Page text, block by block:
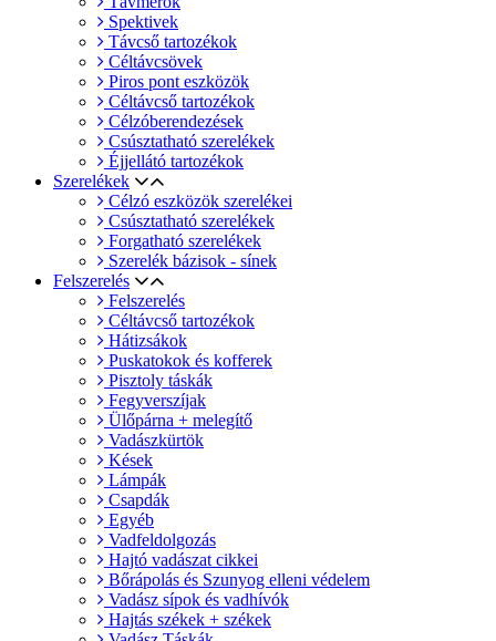
Spektivek
Távcső tartozékok
Céltávcsövek
Piros pont eszközök
Céltávcső tartozékok
Célzóberendezések
Csúsztatható szerelékek
Éjjellátó tartozékok
Szerelékek
Célzó eszközök szerelékei
Csúsztatható szerelékek
Forgatható szerelékek
Szerelék bázisok - sínek
Felszerelés
Felszerelés
Céltávcső tartozékok
Hátizsákok
Puskatokok és kofferek
Pisztoly táskák
Fegyverszíjak
Ülőpárna + melegítő
Vadászkürtök
Kések
Lámpák
Csapdák
Egyéb
Vadfeldolgozás
Hajtó vadászat cikkei
Bőrápolás és Szunyog elleni védelem
Vadász sípok és vadhívók
Hajtás székek + székek